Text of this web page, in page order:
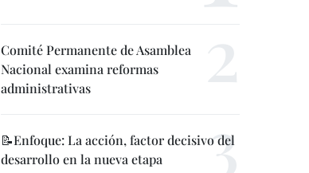
Comité Permanente de Asamblea
Nacional examina reformas
administrativas
📝Enfoque: La acción, factor decisivo del
desarrollo en la nueva etapa